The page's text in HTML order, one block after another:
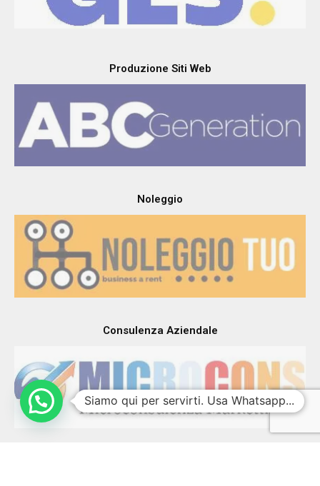
Produzione Siti Web
Noleggio
Consulenza Aziendale
Siamo qui per servirti. Usa Whatsapp...